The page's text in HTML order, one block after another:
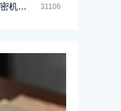
紫砂机车壶能用吗？揭密机车壶的真实面目 31106